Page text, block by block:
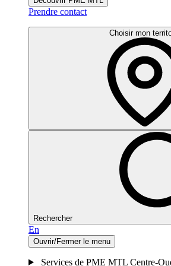
Prendre contact
Choisir mon
Rechercher
En
Ouvrir/Fermer le menu
Services de PME MTL Centre-